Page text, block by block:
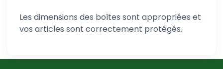
Les dimensions des boîtes sont appropriées et
vos articles sont correctement protégés.